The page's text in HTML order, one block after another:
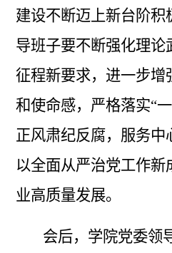
建设不断迈上新台阶积
导班子要不断强化理论
征程新要求，进一步增
和使命感， 严格落实“
正风肃纪反腐，服务中
以全面从严治党工作
业高质量发展。
会后，学院党委领